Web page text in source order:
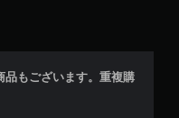
もございます。重複購